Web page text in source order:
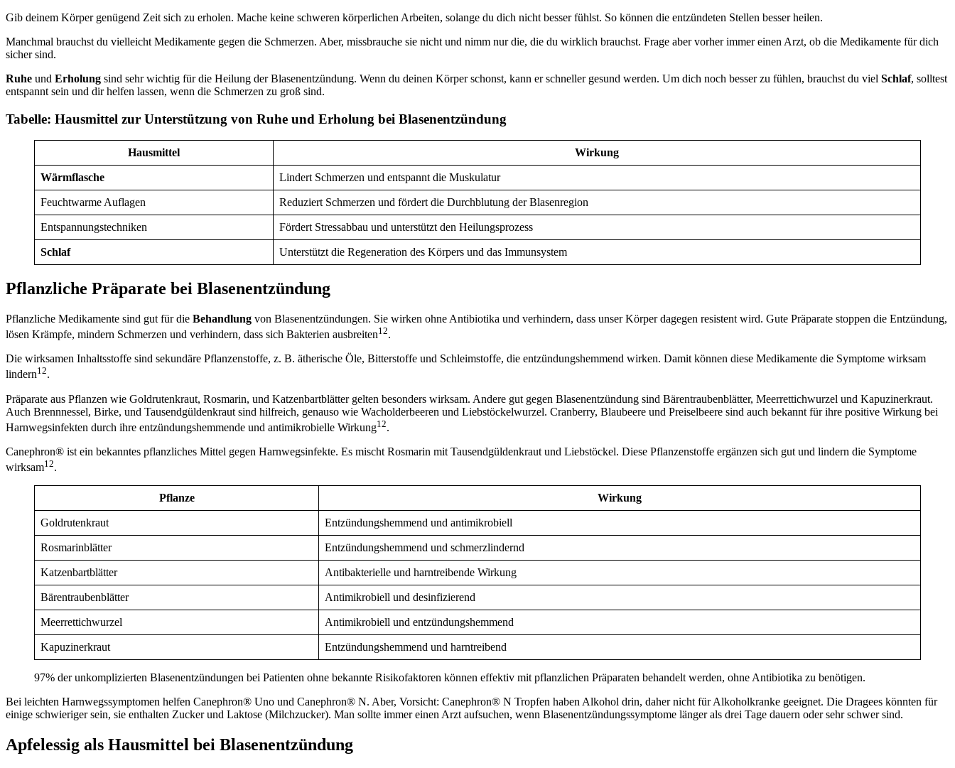
Gib deinem Körper genügend Zeit sich zu erholen. Mache keine schweren körperlichen Arbeiten, solange du dich nicht besser fühlst. So können die entzündeten Stellen besser heilen.
Manchmal brauchst du vielleicht Medikamente gegen die Schmerzen. Aber, missbrauche sie nicht und nimm nur die, die du wirklich brauchst. Frage aber vorher immer einen Arzt, ob die Medikamente für dich
sicher sind.
Ruhe und Erholung sind sehr wichtig für die Heilung der Blasenentzündung. Wenn du deinen Körper schonst, kann er schneller gesund werden. Um dich noch besser zu fühlen, brauchst du viel Schlaf, solltest
entspannt sein und dir helfen lassen, wenn die Schmerzen zu groß sind.
Tabelle: Hausmittel zur Unterstützung von Ruhe und Erholung bei Blasenentzündung
Hausmittel Wirkung
Wärmflasche Lindert Schmerzen und entspannt die Muskulatur
Feuchtwarme Auflagen Reduziert Schmerzen und fördert die Durchblutung der Blasenregion
Entspannungstechniken Fördert Stressabbau und unterstützt den Heilungsprozess
Schlaf Unterstützt die Regeneration des Körpers und das Immunsystem
Pflanzliche Präparate bei Blasenentzündung
Pflanzliche Medikamente sind gut für die Behandlung von Blasenentzündungen. Sie wirken ohne Antibiotika und verhindern, dass unser Körper dagegen resistent wird. Gute Präparate stoppen die Entzündung,
lösen Krämpfe, mindern Schmerzen und verhindern, dass sich Bakterien ausbreiten12.
Die wirksamen Inhaltsstoffe sind sekundäre Pflanzenstoffe, z. B. ätherische Öle, Bitterstoffe und Schleimstoffe, die entzündungshemmend wirken. Damit können diese Medikamente die Symptome wirksam
lindern12.
Präparate aus Pflanzen wie Goldrutenkraut, Rosmarin, und Katzenbartblätter gelten besonders wirksam. Andere gut gegen Blasenentzündung sind Bärentraubenblätter, Meerrettichwurzel und Kapuzinerkraut.
Auch Brennnessel, Birke, und Tausendgüldenkraut sind hilfreich, genauso wie Wacholderbeeren und Liebstöckelwurzel. Cranberry, Blaubeere und Preiselbeere sind auch bekannt für ihre positive Wirkung bei
Harnwegsinfekten durch ihre entzündungshemmende und antimikrobielle Wirkung12.
Canephron® ist ein bekanntes pflanzliches Mittel gegen Harnwegsinfekte. Es mischt Rosmarin mit Tausendgüldenkraut und Liebstöckel. Diese Pflanzenstoffe ergänzen sich gut und lindern die Symptome
wirksam12.
Pflanze Wirkung
Goldrutenkraut Entzündungshemmend und antimikrobiell
Rosmarinblätter Entzündungshemmend und schmerzlindernd
Katzenbartblätter Antibakterielle und harntreibende Wirkung
Bärentraubenblätter Antimikrobiell und desinfizierend
Meerrettichwurzel Antimikrobiell und entzündungshemmend
Kapuzinerkraut Entzündungshemmend und harntreibend
97% der unkomplizierten Blasenentzündungen bei Patienten ohne bekannte Risikofaktoren können effektiv mit pflanzlichen Präparaten behandelt werden, ohne Antibiotika zu benötigen.
Bei leichten Harnwegssymptomen helfen Canephron® Uno und Canephron® N. Aber, Vorsicht: Canephron® N Tropfen haben Alkohol drin, daher nicht für Alkoholkranke geeignet. Die Dragees könnten für
einige schwieriger sein, sie enthalten Zucker und Laktose (Milchzucker). Man sollte immer einen Arzt aufsuchen, wenn Blasenentzündungssymptome länger als drei Tage dauern oder sehr schwer sind.
Apfelessig als Hausmittel bei Blasenentzündung